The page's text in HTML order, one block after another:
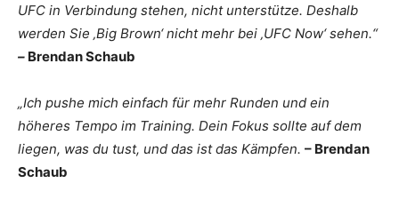
UFC in Verbindung stehen, nicht unterstütze. Deshalb
werden Sie ‚Big Brown‘ nicht mehr bei ‚UFC Now‘ sehen.“
– Brendan Schaub
„Ich pushe mich einfach für mehr Runden und ein
höheres Tempo im Training. Dein Fokus sollte auf dem
liegen, was du tust, und das ist das Kämpfen. – Brendan
Schaub